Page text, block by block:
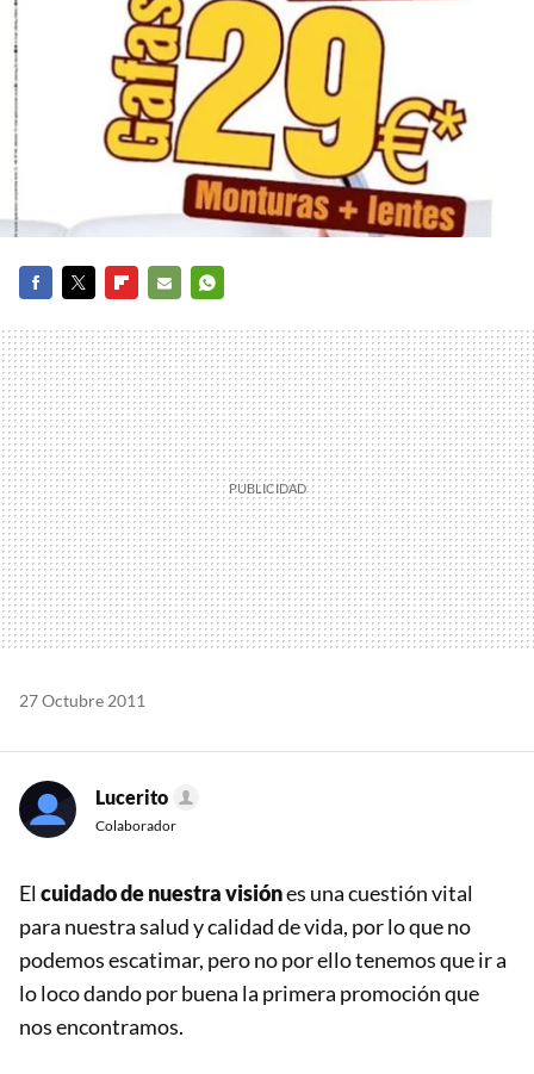
MAIL
27 Octubre 2011
Lucerito
Colaborador
El cuidado de nuestra visiónes una cuestión vital
para nuestra salud y calidad de vida, por lo que no
podemos escatimar, pero no por ello tenemos que ir a
lo loco dando por buena la primera promoción que
nos encontramos.